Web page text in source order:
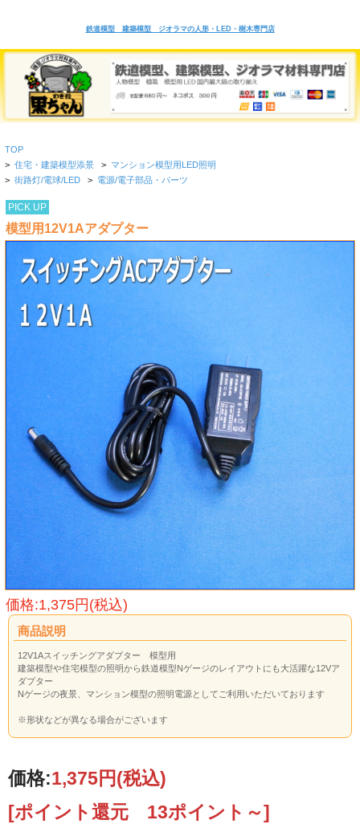
鉄道模型 建築模型 ジオラマの人形・LED・樹木専門店
TOP
> 住宅・建築模型添景 > マンション模型用LED照明
> 街路灯/電球/LED > 電源/電子部品・パーツ
PICK UP
模型用12V1Aアダプター
価格:1,375円(税込)
商品説明
12V1Aスイッチングアダプター 模型用
建築模型や住宅模型の照明から鉄道模型Nゲージのレイアウトにも大活躍な12Vア
ダプター
Nゲージの夜景、マンション模型の照明電源としてご利用いただいております
※形状などが異なる場合がございます
価格:1,375円(税込)
[ポイント還元 13ポイント～]